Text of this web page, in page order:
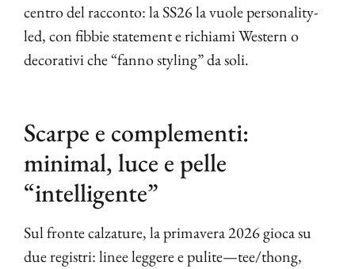
centro del racconto: la SS26 la vuole personality-
led, con fibbie statement e richiami Western o
decorativi che “fanno styling” da soli.
Scarpe e complementi:
minimal, luce e pelle
“intelligente”
Sul fronte calzature, la primavera 2026 gioca su
due registri: linee leggere e pulite—tee/thong,